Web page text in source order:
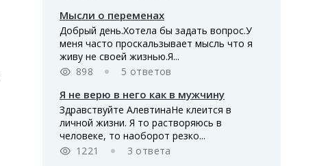
Мысли о переменах
Добрый день.Хотела бы задать вопрос.У
меня часто проскальзывает мысль что я
живу не своей жизнью.Я...
898
5 ответов
Я не верю в него как в мужчину
Здравствуйте АлевтинаНе клеится в
личной жизни. Я то растворяюсь в
человеке, то наоборот резко...
1221
3 ответа